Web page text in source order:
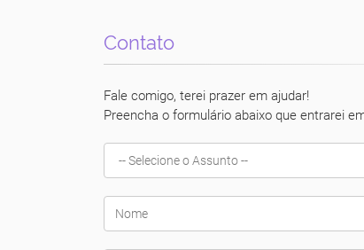
Contato
Fale comigo, terei prazer em ajudar!
Preencha o formulário abaixo que entrarei